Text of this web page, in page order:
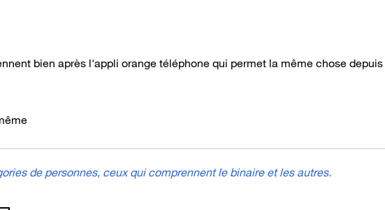
bien après l'appli orange téléphone qui permet la même chose
de personnes, ceux qui comprennent le binaire et les autres.